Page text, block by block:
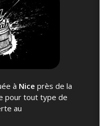
à Nice près de la
pour tout type de
au